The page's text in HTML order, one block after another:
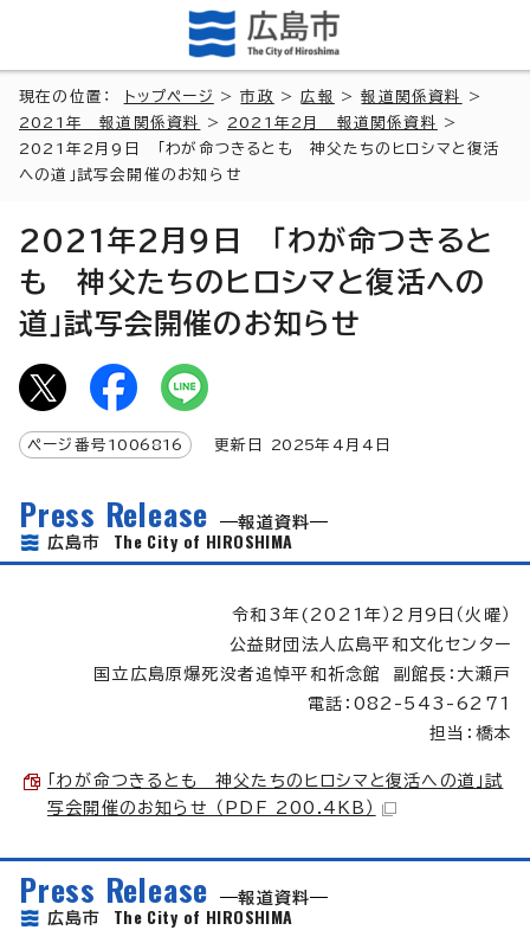
現在の位置： トップページ >市政 >広報 >報道関係資料
>
2021年 報道関係資料
> 2021年2月 報道関係資料
>
2021年2月9日 「わが命つきるとも 神父たちのヒロシマと復活
への道」試写会開催のお知らせ
2021年2月9日 「わが命つきると
も 神父たちのヒロシマと復活への
道」試写会開催のお知らせ
ページ番号 1006816 更新日 2025年4月4日
Press Release
報道資料
広島市 The City of HIROSHIMA
令和3年(2021年）2月9日（火曜）
公益財団法人広島平和文化センター
国立広島原爆死没者追悼平和祈念館 副館長：大瀬戸
電話：082-543-6271
担当：橋本
「わが命つきるとも 神父たちのヒロシマと復活への道」試
写会開催のお知らせ （PDF 200.4KB）
Press Release
報道資料
広島市 The City of HIROSHIMA